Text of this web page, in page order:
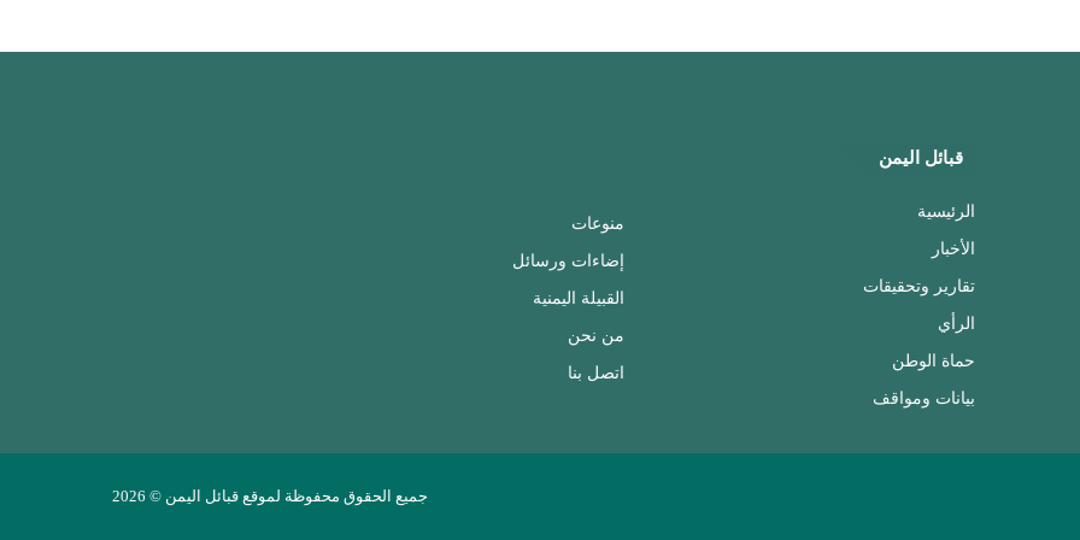
قبائل اليمن
الرئيسية
الأخبار
تقارير وتحقيقات
الرأي
حماة الوطن
بيانات ومواقف
منوعات
إضاءات ورسائل
القبيلة اليمنية
من نحن
اتصل بنا
جميع الحقوق محفوظة لموقع قبائل اليمن © 2026